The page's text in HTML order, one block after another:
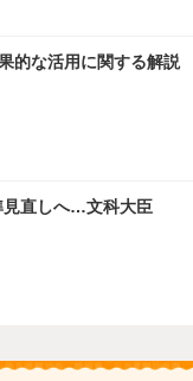
的な活用に関する解説
見直しへ…文科大臣